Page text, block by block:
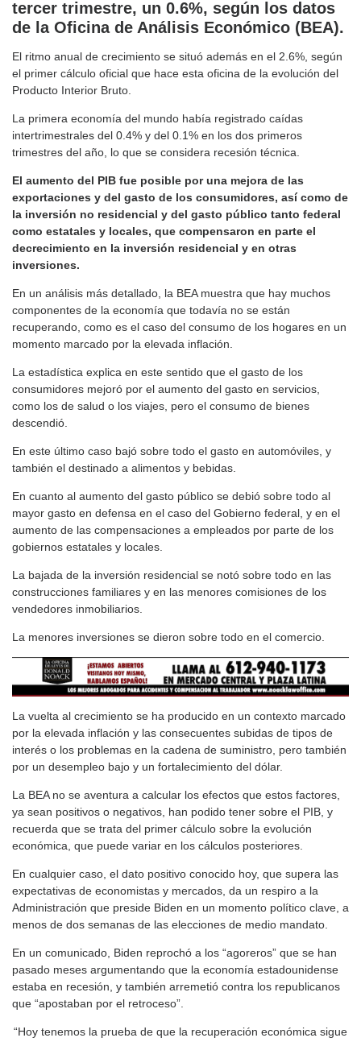
tercer trimestre, un 0.6%, según los datos
de la Oficina de Análisis Económico (BEA).
El ritmo anual de crecimiento se situó además en el 2.6%, según
el primer cálculo oficial que hace esta oficina de la evolución del
Producto Interior Bruto.
La primera economía del mundo había registrado caídas
intertrimestrales del 0.4% y del 0.1% en los dos primeros
trimestres del año, lo que se considera recesión técnica.
El aumento del PIB fue posible por una mejora de las
exportaciones y del gasto de los consumidores, así como de
la inversión no residencial y del gasto público tanto federal
como estatales y locales, que compensaron en parte el
decrecimiento en la inversión residencial y en otras
inversiones.
En un análisis más detallado, la BEA muestra que hay muchos
componentes de la economía que todavía no se están
recuperando, como es el caso del consumo de los hogares en un
momento marcado por la elevada inflación.
La estadística explica en este sentido que el gasto de los
consumidores mejoró por el aumento del gasto en servicios,
como los de salud o los viajes, pero el consumo de bienes
descendió.
En este último caso bajó sobre todo el gasto en automóviles, y
también el destinado a alimentos y bebidas.
En cuanto al aumento del gasto público se debió sobre todo al
mayor gasto en defensa en el caso del Gobierno federal, y en el
aumento de las compensaciones a empleados por parte de los
gobiernos estatales y locales.
La bajada de la inversión residencial se notó sobre todo en las
construcciones familiares y en las menores comisiones de los
vendedores inmobiliarios.
La menores inversiones se dieron sobre todo en el comercio.
La vuelta al crecimiento se ha producido en un contexto marcado
por la elevada inflación y las consecuentes subidas de tipos de
interés o los problemas en la cadena de suministro, pero también
por un desempleo bajo y un fortalecimiento del dólar.
La BEA no se aventura a calcular los efectos que estos factores,
ya sean positivos o negativos, han podido tener sobre el PIB, y
recuerda que se trata del primer cálculo sobre la evolución
económica, que puede variar en los cálculos posteriores.
En cualquier caso, el dato positivo conocido hoy, que supera las
expectativas de economistas y mercados, da un respiro a la
Administración que preside Biden en un momento político clave, a
menos de dos semanas de las elecciones de medio mandato.
En un comunicado, Biden reprochó a los “agoreros” que se han
pasado meses argumentando que la economía estadounidense
estaba en recesión, y también arremetió contra los republicanos
que “apostaban por el retroceso”.
“Hoy tenemos la prueba de que la recuperación económica sigue